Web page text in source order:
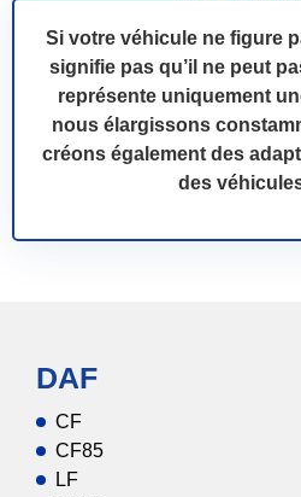
Si votre véhicule ne figure
signifie pas qu’il ne peut
représente uniquement
nous élargissons
créons également des
des
DAF
CF
CF85
LF